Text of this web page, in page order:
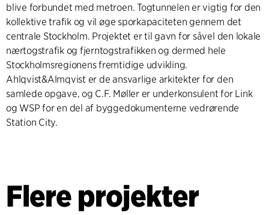
blive forbundet med metroen. Togtunnelen er vigtig for den
kollektive trafik og vil øge sporkapaciteten gennem det
centrale Stockholm. Projektet er til gavn for såvel den lokale
nærtogstrafik og fjerntogstrafikken og dermed hele
Stockholmsregionens fremtidige udvikling.
Ahlqvist&Almqvist er de ansvarlige arkitekter for den
samlede opgave, og C.F. Møller er underkonsulent for Link
og WSP for en del af byggedokumenterne vedrørende
Station City.
Flere projekter